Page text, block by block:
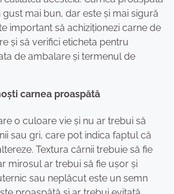
mai bun, dar este și mai sigură
important să achiziționezi carne de
și să verifici eticheta pentru
de ambalare și termenul de
carnea proaspătă
o culoare vie și nu ar trebui să
sau gri, care pot indica faptul că
Textura cărnii trebuie să fie
mirosul ar trebui să fie ușor și
sau neplăcut este un semn